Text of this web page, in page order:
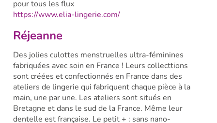
pour tous les flux
https://www.elia-lingerie.com/
Réjeanne
Des jolies culottes menstruelles ultra-féminines
fabriquées avec soin en France ! Leurs collecttions
sont créées et confectionnés en France dans des
ateliers de lingerie qui fabriquent chaque pièce à la
main, une par une. Les ateliers sont situés en
Bretagne et dans le sud de la France. Même leur
dentelle est française. Le petit + : sans nano-